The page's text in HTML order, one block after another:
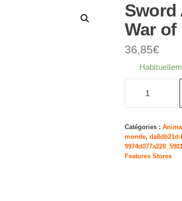
Sword
War of
36,85€
Art
Online:
Alicization
Catégories :
monde, da8db21d-
Features Stores